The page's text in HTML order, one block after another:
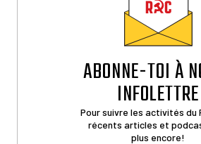
ABONNE-TOI À
INFOLETTRE
Pour suivre les activités du
récents articles et
plus encore!